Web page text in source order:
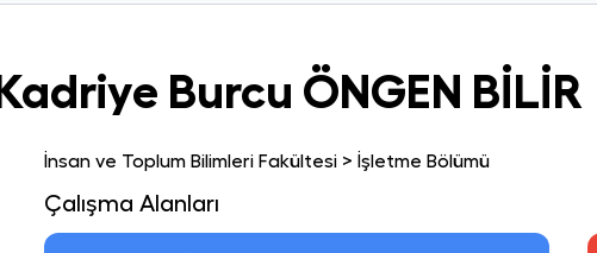
Kadriye Burcu ÖNGEN BİLİR
İnsan ve Toplum Bilimleri Fakültesi > İşletme Bölümü
Çalışma Alanları